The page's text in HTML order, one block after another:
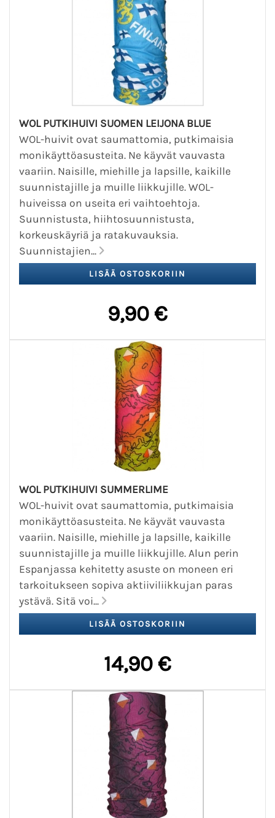
WOL PUTKIHUIVI SUOMEN LEIJONA BLUE
WOL-huivit ovat saumattomia, putkimaisia
monikäyttöasusteita. Ne käyvät vauvasta
vaariin. Naisille, miehille ja lapsille, kaikille
suunnistajille ja muille liikkujille. WOL-
huiveissa on useita eri vaihtoehtoja.
Suunnistusta, hiihtosuunnistusta,
korkeuskäyriä ja ratakuvauksia.
Suunnistajien...
9,90 €
WOL PUTKIHUIVI SUMMERLIME
WOL-huivit ovat saumattomia, putkimaisia
monikäyttöasusteita. Ne käyvät vauvasta
vaariin. Naisille, miehille ja lapsille, kaikille
suunnistajille ja muille liikkujille. Alun perin
Espanjassa kehitetty asuste on moneen eri
tarkoitukseen sopiva aktiiviliikkujan paras
ystävä. Sitä voi...
14,90 €